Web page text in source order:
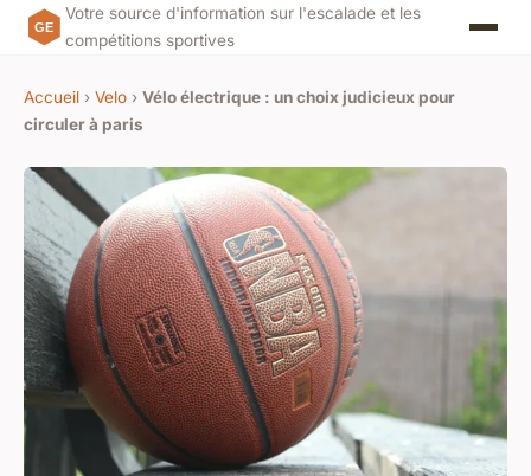
Votre source d'information sur l'escalade et les
compétitions sportives
Accueil › Velo › Vélo électrique : un choix judicieux pour
circuler à paris